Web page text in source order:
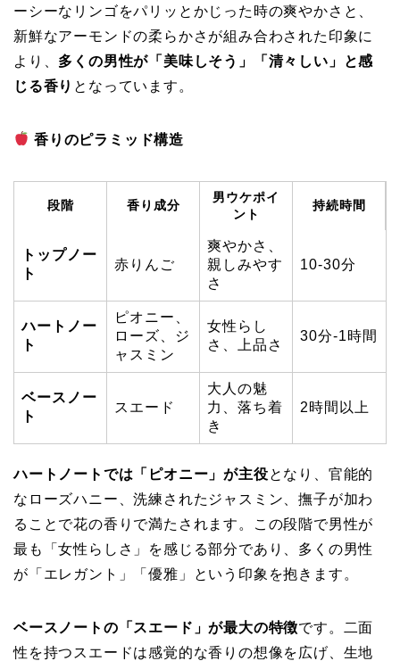
ーシーなリンゴをパリッとかじった時の爽やかさと、
新鮮なアーモンドの柔らかさが組み合わされた印象に
より、 多くの男性が「美味しそう」「清々しい」と感
じる香り となっています。
香りのピラミッド構造
段階 香り成分
男ウケポイ
ント
持続時間
トップノー
ト
赤りんご
爽やかさ、
親しみやす
さ
10-30分
ハートノー
ト
ピオニー、
ローズ、ジ
ャスミン
女性らし
さ、上品さ
30分-1時間
ベースノー
ト
スエード
大人の魅
力、落ち着
き
2時間以上
ハートノートでは「ピオニー」が主役となり、官能的
なローズハニー、洗練されたジャスミン、撫子が加わ
ることで花の香りで満たされます。この段階で男性が
最も「女性らしさ」を感じる部分であり、多くの男性
が「エレガント」「優雅」という印象を抱きます。
ベースノートの「スエード」が最大の特徴です。二面
性を持つスエードは感覚的な香りの想像を広げ、生地